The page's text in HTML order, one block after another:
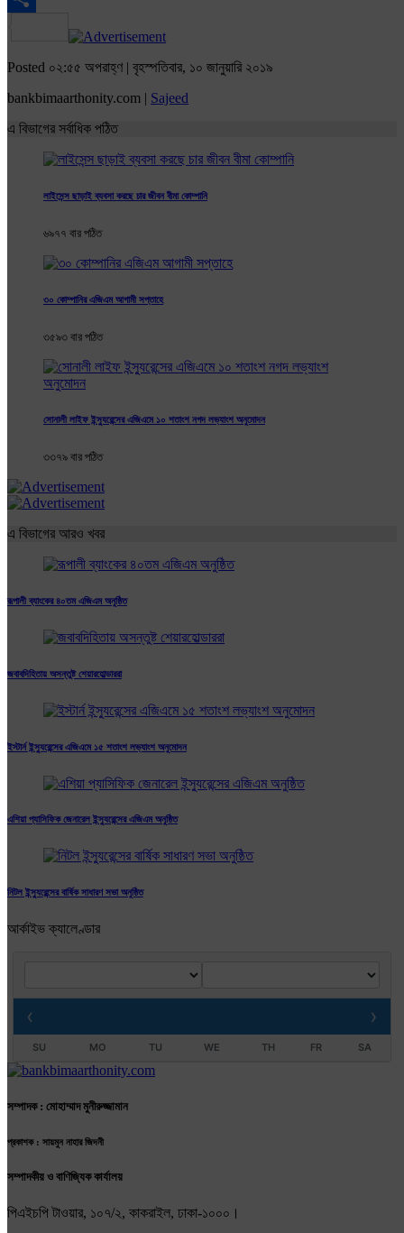
Share
Posted ০২:৫৫ অপরাহ্ণ | বৃহস্পতিবার, ১০ জানুয়ারি ২০১৯
bankbimaarthonity.com | Sajeed
এ বিভাগের সর্বাধিক পঠিত
লাইসেন্স ছাড়াই ব্যবসা করছে চার জীবন বীমা কোম্পানি
৬৯৭৭ বার পঠিত
৩০ কোম্পানির এজিএম আগামী সপ্তাহে
৩৫৯৩ বার পঠিত
সোনালী লাইফ ইন্স্যুরেন্সের এজিএমে ১০ শতাংশ নগদ লভ্যাংশ অনুমোদন
৩৩৭৯ বার পঠিত
এ বিভাগের আরও খবর
রূপালী ব্যাংকের ৪০তম এজিএম অনুষ্ঠিত
জবাবদিহিতায় অসন্তুষ্ট শেয়ারহোল্ডাররা
ইস্টার্ন ইন্স্যুরেন্সের এজিএমে ১৫ শতাংশ লভ্যাংশ অনুমোদন
এশিয়া প্যাসিফিক জেনারেল ইন্স্যুরেন্সের এজিএম অনুষ্ঠিত
নিটল ইন্স্যুরেন্সের বার্ষিক সাধারণ সভা অনুষ্ঠিত
আর্কাইভ ক্যালেণ্ডার
‹ ›
SU MO TU WE TH FR SA
সম্পাদক : মোহাম্মাদ মুনীরুজ্জামান
প্রকাশক : সায়মুন নাহার জিদনী
সম্পাদকীয় ও বাণিজ্যিক কার্যালয়
পিএইচপি টাওয়ার, ১০৭/২, কাকরাইল, ঢাকা-১০০০।